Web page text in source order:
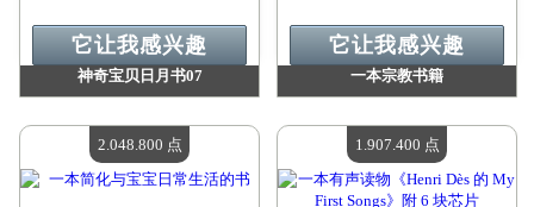
神奇宝贝日月书07
现有数量：4
它让我感兴趣
一本宗教书籍
现有数量：4
它让我感兴趣
2.048.800 点 1.907.400 点